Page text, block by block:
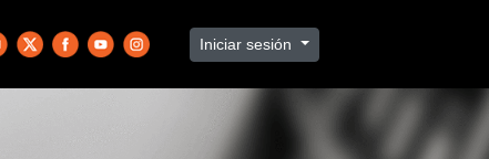
Iniciar sesión